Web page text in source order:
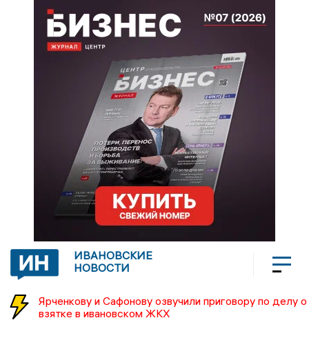
ИВАНОВСКИЕ
НОВОСТИ
Ярченкову и Сафонову озвучили приговору по делу о
взятке в ивановском ЖКХ